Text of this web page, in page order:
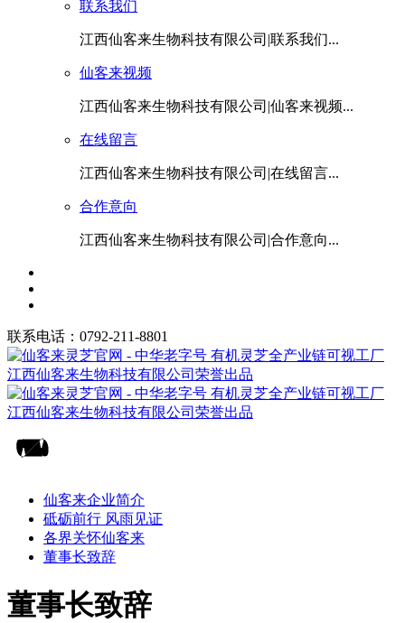
联系我们
江西仙客来生物科技有限公司|联系我们...
仙客来视频
江西仙客来生物科技有限公司|仙客来视频...
在线留言
江西仙客来生物科技有限公司|在线留言...
合作意向
江西仙客来生物科技有限公司|合作意向...
联系电话：0792-211-8801
仙客来企业简介
砥砺前行 风雨见证
各界关怀仙客来
董事长致辞
董事长致辞